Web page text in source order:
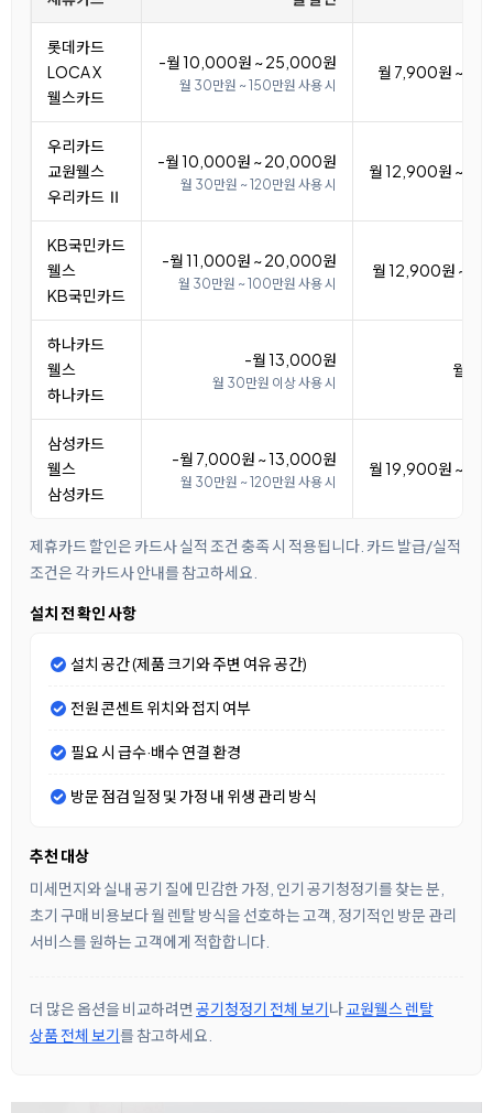
롯데카드
LOCA X
웰스카드
-월 10,000원 ~ 25,000원
월 30만원 ~ 150만원 사용 시
월 7,900원 ~
우리카드
교원웰스
우리카드 Ⅱ
-월 10,000원 ~ 20,000원
월 30만원 ~ 120만원 사용 시
월 12,900원 ~
KB국민카드
웰스
KB국민카드
-월 11,000원 ~ 20,000원
월 30만원 ~ 100만원 사용 시
월 12,900원 ~
하나카드
웰스
하나카드
-월 13,000원
월 30만원 이상 사용 시
월
삼성카드
웰스
삼성카드
-월 7,000원 ~ 13,000원
월 30만원 ~ 120만원 사용 시
월 19,900원 ~
제휴카드 할인은 카드사 실적 조건 충족 시 적용됩니다. 카드 발급/실적
조건은 각 카드사 안내를 참고하세요.
설치 전 확인 사항
설치 공간 (제품 크기와 주변 여유 공간)
전원 콘센트 위치와 접지 여부
필요 시 급수·배수 연결 환경
방문 점검 일정 및 가정 내 위생 관리 방식
추천 대상
미세먼지와 실내 공기 질에 민감한 가정, 인기 공기청정기를 찾는 분,
초기 구매 비용보다 월 렌탈 방식을 선호하는 고객, 정기적인 방문 관리
서비스를 원하는 고객에게 적합합니다.
더 많은 옵션을 비교하려면 공기청정기 전체 보기나교원웰스 렌탈
상품 전체 보기를 참고하세요.